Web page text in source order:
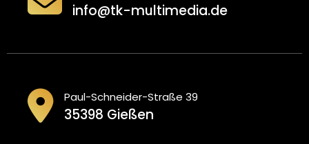
info@tk-multimedia.de
Paul-Schneider-Straße 39
35398 Gießen